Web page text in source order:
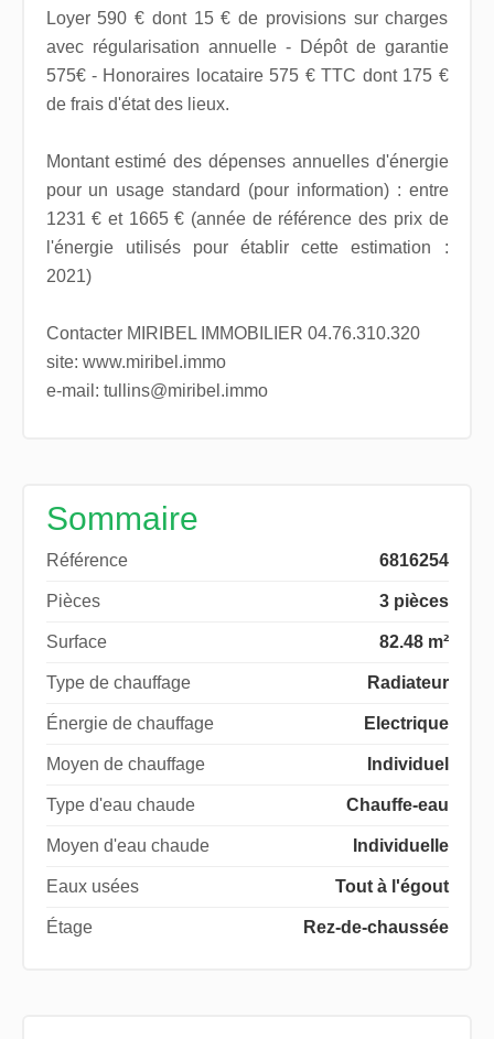
Loyer 590 € dont 15 € de provisions sur charges
avec régularisation annuelle - Dépôt de garantie
575€ - Honoraires locataire 575 € TTC dont 175 €
de frais d'état des lieux.
Montant estimé des dépenses annuelles d'énergie
pour un usage standard (pour information) : entre
1231 € et 1665 € (année de référence des prix de
l'énergie utilisés pour établir cette estimation :
2021)
Contacter MIRIBEL IMMOBILIER 04.76.310.320
site: www.miribel.immo
e-mail: tullins@miribel.immo
Sommaire
Référence 6816254
Pièces 3 pièces
Surface 82.48 m²
Type de chauffage Radiateur
Énergie de chauffage Electrique
Moyen de chauffage Individuel
Type d'eau chaude Chauffe-eau
Moyen d'eau chaude Individuelle
Eaux usées Tout à l'égout
Étage Rez-de-chaussée